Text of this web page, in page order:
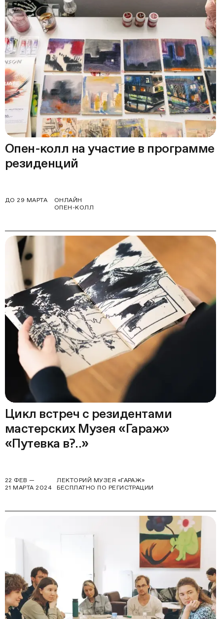
Опен-колл на участие в программе
резиденций
ДО 29 МАРТА
ОНЛАЙН
ОПЕН-КОЛЛ
Цикл встреч с резидентами
мастерских Музея «Гараж»
«Путевка в?..»
22 ФЕВ —
21 МАРТА 2024
ЛЕКТОРИЙ МУЗЕЯ «ГАРАЖ»
БЕСПЛАТНО ПО РЕГИСТРАЦИИ